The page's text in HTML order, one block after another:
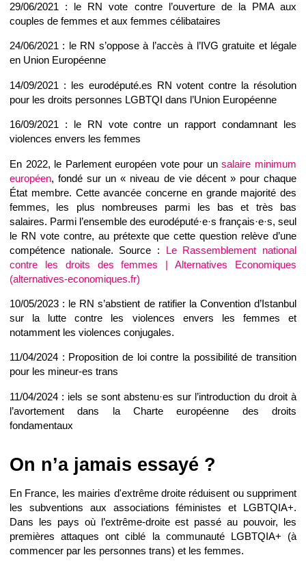
29/06/2021 : le RN vote contre l’ouverture de la PMA aux
couples de femmes et aux femmes célibataires
24/06/2021 : le RN s’oppose à l’accès à l’IVG gratuite et légale
en Union Européenne
14/09/2021 : les eurodéputé.es RN votent contre la résolution
pour les droits personnes LGBTQI dans l’Union Européenne
16/09/2021 : le RN vote contre un rapport condamnant les
violences envers les femmes
En 2022, le Parlement européen vote pour unsalaire minimum
européen, fondé sur un « niveau de vie décent » pour chaque
État membre. Cette avancée concerne en grande majorité des
femmes, les plus nombreuses parmi les bas et très bas
salaires. Parmi l’ensemble des eurodéputé·e·s français·e·s, seul
le RN vote contre, au prétexte que cette question relève d’une
compétence nationale. Source : Le Rassemblement national
contre les droits des femmes | Alternatives Economiques
(alternatives-economiques.fr)
10/05/2023 : le RN s’abstient de ratifier la Convention d’Istanbul
sur la lutte contre les violences envers les femmes et
notamment les violences conjugales.
11/04/2024 : Proposition de loi contre la possibilité de transition
pour les mineur-es trans
11/04/2024 : iels se sont abstenu·es sur l’introduction du droit à
l’avortement dans la Charte européenne des droits
fondamentaux
On n’a jamais essayé ?
En France, les mairies d'extrême droite réduisent ou suppriment
les subventions aux associations féministes et LGBTQIA+.
Dans les pays où l’extrême-droite est passé au pouvoir, les
premières attaques ont ciblé la communauté LGBTQIA+ (à
commencer par les personnes trans) et les femmes.